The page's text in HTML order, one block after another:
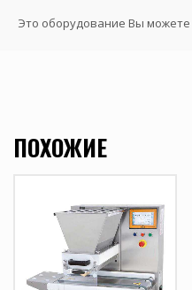
Это оборудование Вы
ПОХОЖИЕ